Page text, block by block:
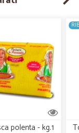
polenta - kg.1